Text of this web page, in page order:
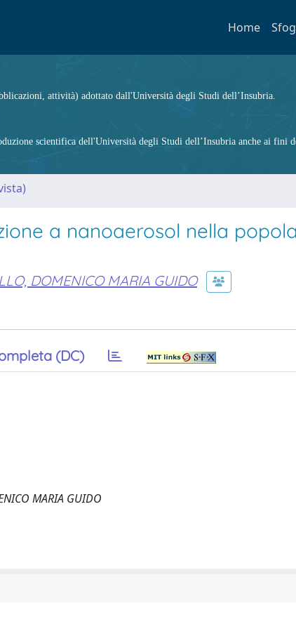
Home
attività) adottato dall'Università degli Studi dell’Insubria.
scientifica dell'Università degli Studi dell’Insubria anche ai fini
a nanoaerosol nella
DOMENICO MARIA GUIDO
(DC)
MARIA GUIDO